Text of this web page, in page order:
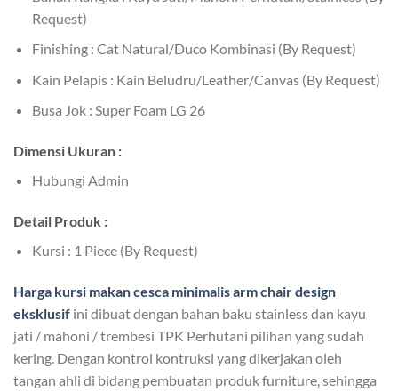
Request)
Finishing : Cat Natural/Duco Kombinasi (By Request)
Kain Pelapis : Kain Beludru/Leather/Canvas (By Request)
Busa Jok : Super Foam LG 26
Dimensi Ukuran :
Hubungi Admin
Detail Produk :
Kursi : 1 Piece (By Request)
Harga kursi makan cesca minimalisarm chair design
eksklusif ini dibuat dengan bahan baku stainless dan kayu
jati / mahoni / trembesi TPK Perhutani pilihan yang sudah
kering. Dengan kontrol kontruksi yang dikerjakan oleh
tangan ahli di bidang pembuatan produk furniture, sehingga